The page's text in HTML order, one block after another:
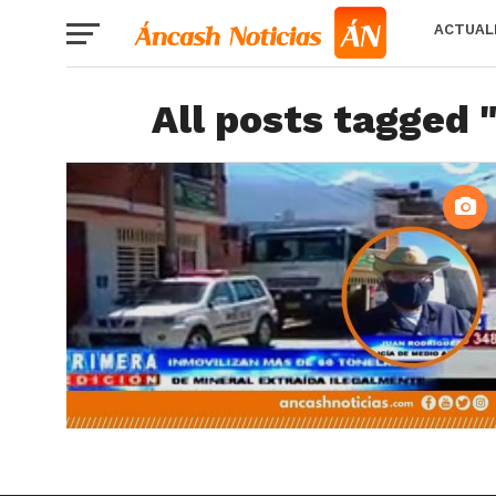
All posts tagged